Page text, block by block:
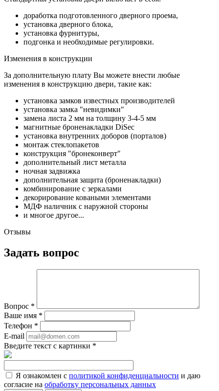
доработка подготовленного дверного проема,
установка дверного блока,
установка фурнитуры,
подгонка и необходимые регулировки.
Изменения в конструкции
За дополнительную плату Вы можете внести любые
изменения в конструкцию двери, такие как:
установка замков известных производителей
установка замка "невидимки"
замена листа 2 мм на толщину 3-4-5 мм
магнитные броненакладки DiSec
установка внутренних доборов (порталов)
монтаж стеклопакетов
конструкция "бронеконверт"
дополнительный лист металла
ночная задвижка
дополнительная защита (броненакладки)
комбинирование с зеркалами
декорирование коваными элементами
МДФ наличник с наружной стороны
и многое другое...
Отзывы
Задать вопрос
Вопрос *
Ваше имя *
Телефон *
E-mail
Введите текст с картинки *
Я ознакомлен с политикой конфиденциальности и даю
согласие на обработку персональных данных